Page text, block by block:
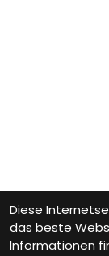
Diese
das beste
Informationen